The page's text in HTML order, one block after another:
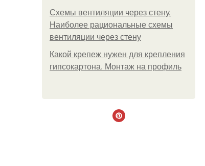
Схемы вентиляции через стену.
Наиболее рациональные схемы
вентиляции через стену
Какой крепеж нужен для крепления
гипсокартона. Монтаж на профиль